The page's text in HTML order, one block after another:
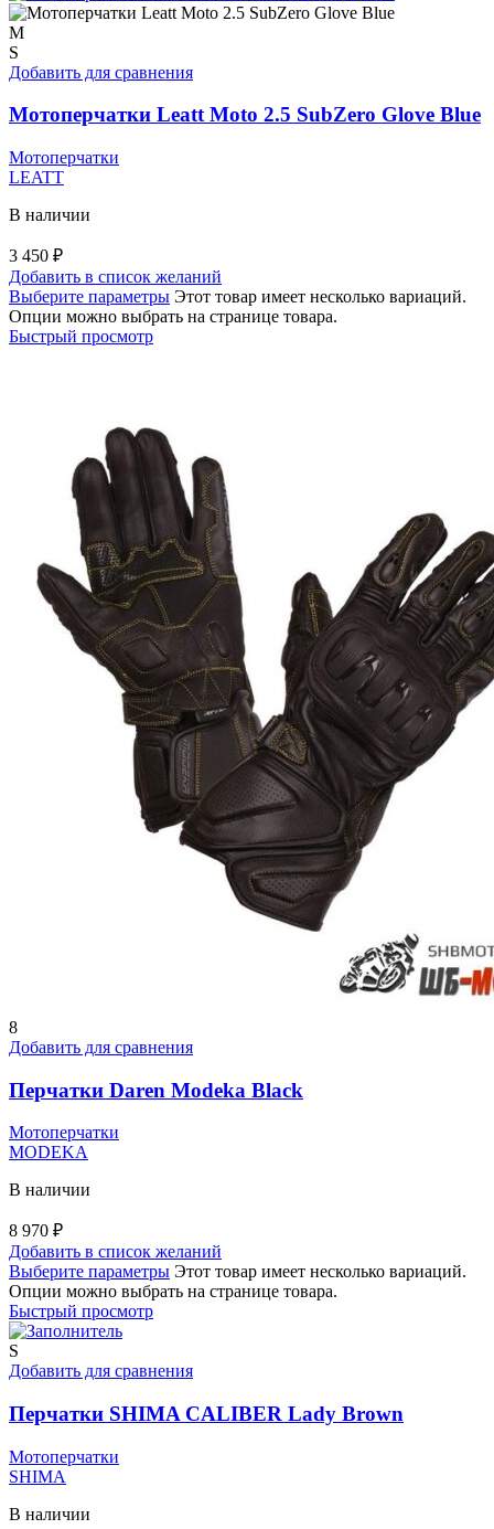
M
S
Добавить для сравнения
Мотоперчатки Leatt Moto 2.5 SubZero Glove Blue
Мотоперчатки
LEATT
В наличии
3 450 ₽
Добавить в список желаний
Выберите параметры Этот товар имеет несколько вариаций.
Опции можно выбрать на странице товара.
Быстрый просмотр
8
Добавить для сравнения
Перчатки Daren Modeka Black
Мотоперчатки
MODEKA
В наличии
8 970 ₽
Добавить в список желаний
Выберите параметры Этот товар имеет несколько вариаций.
Опции можно выбрать на странице товара.
Быстрый просмотр
S
Добавить для сравнения
Перчатки SHIMA CALIBER Lady Brown
Мотоперчатки
SHIMA
В наличии